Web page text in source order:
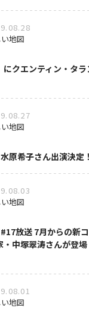
地図
にクエンティン・タラ
地図
原希子さん出演決定！
地図
放送 7月からの新
・中塚翠涛さんが登
地図